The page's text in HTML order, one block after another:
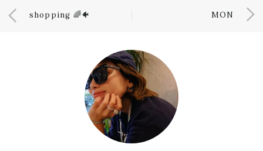
shopping 🌈🐠 MON